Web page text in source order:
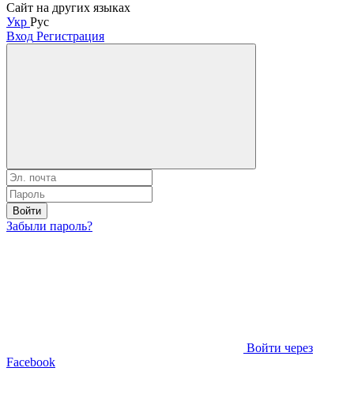
Сайт на других языках
Укр Рус
Вход Регистрация
Войти
Забыли пароль?
Войти через
Facebook